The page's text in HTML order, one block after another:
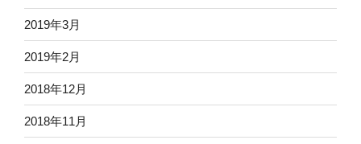
2019年3月
2019年2月
2018年12月
2018年11月